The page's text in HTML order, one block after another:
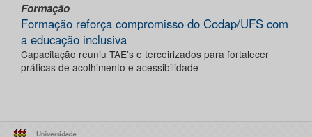
Formação
Formação reforça compromisso do Codap/UFS com
a educação inclusiva
Capacitação reuniu TAE’s e terceirizados para fortalecer
práticas de acolhimento e acessibilidade